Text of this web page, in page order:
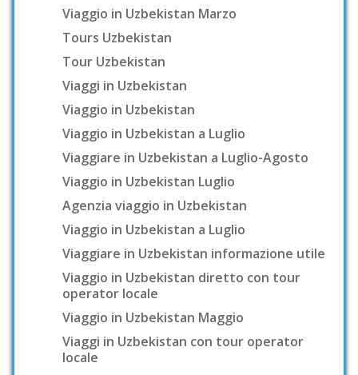
Viaggio in Uzbekistan Marzo
Tours Uzbekistan
Tour Uzbekistan
Viaggi in Uzbekistan
Viaggio in Uzbekistan
Viaggio in Uzbekistan a Luglio
Viaggiare in Uzbekistan a Luglio-Agosto
Viaggio in Uzbekistan Luglio
Agenzia viaggio in Uzbekistan
Viaggio in Uzbekistan a Luglio
Viaggiare in Uzbekistan informazione utile
Viaggio in Uzbekistan diretto con tour
operator locale
Viaggio in Uzbekistan Maggio
Viaggi in Uzbekistan con tour operator
locale